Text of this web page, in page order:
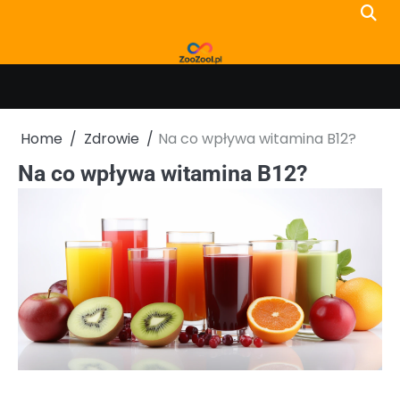
Home Zdrowie Na co wpływa witamina B12?
Na co wpływa witamina B12?